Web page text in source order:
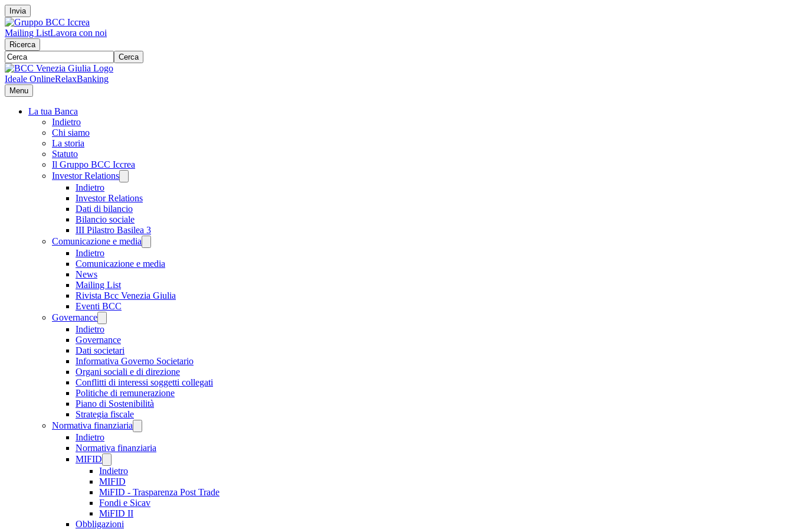
Invia
Mailing ListLavora con noi
Ricerca
Cerca
Ideale OnlineRelaxBanking
Menu
La tua Banca
Indietro
Chi siamo
La storia
Statuto
Il Gruppo BCC Iccrea
Investor Relations
Indietro
Investor Relations
Dati di bilancio
Bilancio sociale
III Pilastro Basilea 3
Comunicazione e media
Indietro
Comunicazione e media
News
Mailing List
Rivista Bcc Venezia Giulia
Eventi BCC
Governance
Indietro
Governance
Dati societari
Informativa Governo Societario
Organi sociali e di direzione
Conflitti di interessi soggetti collegati
Politiche di remunerazione
Piano di Sostenibilità
Strategia fiscale
Normativa finanziaria
Indietro
Normativa finanziaria
MIFID
Indietro
MIFID
MiFID - Trasparenza Post Trade
Fondi e Sicav
MiFID II
Obbligazioni